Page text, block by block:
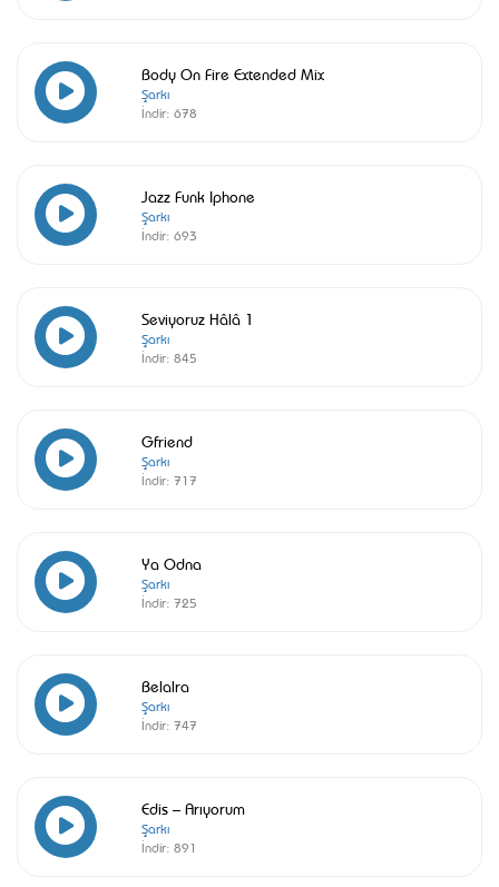
Body On Fire Extended Mix
Şarkı
İndir: 678
Jazz Funk Iphone
Şarkı
İndir: 693
Seviyoruz Hâlâ 1
Şarkı
İndir: 845
Gfriend
Şarkı
İndir: 717
Ya Odna
Şarkı
İndir: 725
Belalra
Şarkı
İndir: 747
Edis – Arıyorum
Şarkı
İndir: 891